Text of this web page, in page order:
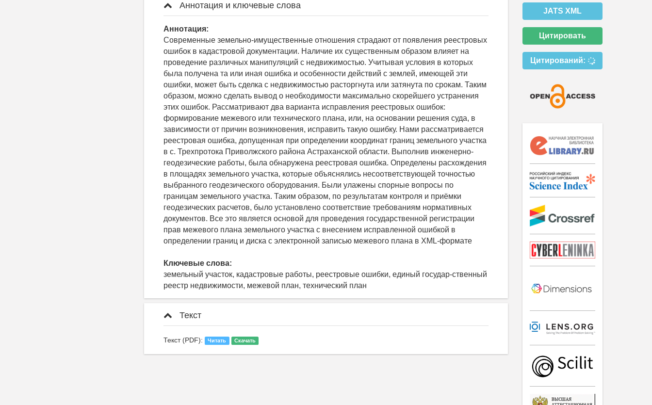
Аннотация и ключевые слова
Аннотация:
Современные земельно-имущественные отношения страдают от появления реестровых
ошибок в кадастровой документации. Наличие их существенным образом влияет на
проведение различных манипуляций с недвижимостью. Учитывая условия в которых
была получена та или иная ошибка и особенности действий с землей, имеющей эти
ошибки, может быть сделка с недвижимостью расторгнута или затянута по срокам. Таким
образом, можно сделать вывод о необходимости максимально скорейшего устранения
этих ошибок. Рассматривают два варианта исправления реестровых ошибок:
формирование межевого или технического плана, или, на основании решения суда, в
зависимости от причин возникновения, исправить такую ошибку. Нами рассматривается
реестровая ошибка, допущенная при определении координат границ земельного участка
в с. Трехпротока Приволжского района Астраханской области. Выполнив инженерно-
геодезические работы, была обнаружена реестровая ошибка. Определены расхождения
в площадях земельного участка, которые объяснялись несоответствующей точностью
выбранного геодезического оборудования. Были улажены спорные вопросы по
границам земельного участка. Таким образом, по результатам контроля и приёмки
геодезических расчетов, было установлено соответствие требованиям нормативных
документов. Все это является основой для проведения государственной регистрации
прав межевого плана земельного участка с внесением исправленной ошибкой в
определении границ и диска с электронной записью межевого плана в XML-формате
Ключевые слова:
земельный участок, кадастровые работы, реестровые ошибки, единый государ-ственный
реестр недвижимости, межевой план, технический план
Текст
Текст (PDF): Читать Скачать
JATS XML
Цитировать
Цитирований: